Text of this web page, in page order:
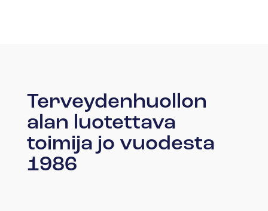
Terveydenhuollon
alan luotettava
toimija jo vuodesta
1986